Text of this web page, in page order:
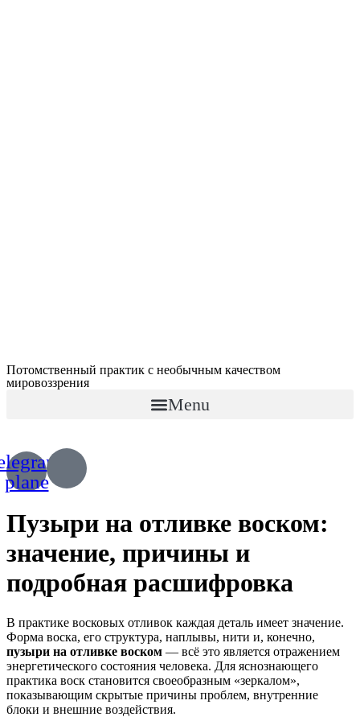
Потомственный практик с необычным качеством
мировоззрения
Menu
plane
Пузыри на отливке воском:
значение, причины и
подробная расшифровка
В практике восковых отливок каждая деталь имеет значение.
Форма воска, его структура, наплывы, нити и, конечно,
пузыри на отливке воском — всё это является отражением
энергетического состояния человека. Для яснознающего
практика воск становится своеобразным «зеркалом»,
показывающим скрытые причины проблем, внутренние
блоки и внешние воздействия.